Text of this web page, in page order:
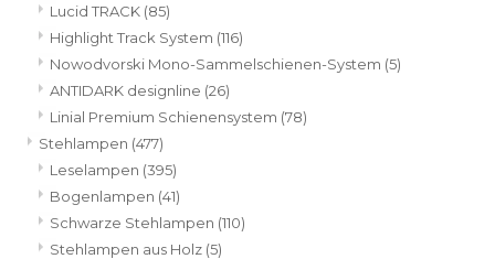
Lucid TRACK (85)
Highlight Track System (116)
Nowodvorski Mono-Sammelschienen-System (5)
ANTIDARK designline (26)
Linial Premium Schienensystem (78)
Stehlampen (477)
Leselampen (395)
Bogenlampen (41)
Schwarze Stehlampen (110)
Stehlampen aus Holz (5)